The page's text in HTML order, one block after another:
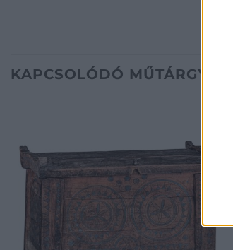
KAPCSOLÓDÓ MŰTÁRGYAK